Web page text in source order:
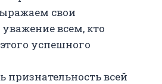
свои
всем, кто
успешного
признательность всей